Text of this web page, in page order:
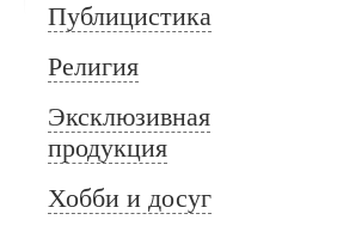
Публицистика
Религия
Эксклюзивная
продукция
Хобби и досуг